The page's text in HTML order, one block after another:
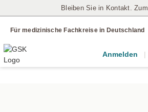
Bleiben Sie in Kontakt. Zum
Für medizinische Fachkreise in Deutschland
Anmelden |